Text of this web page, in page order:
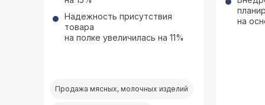
Продажа мясных, молочных изделий
Надежность присутствия
товара
на полке увеличилась на 11%
на